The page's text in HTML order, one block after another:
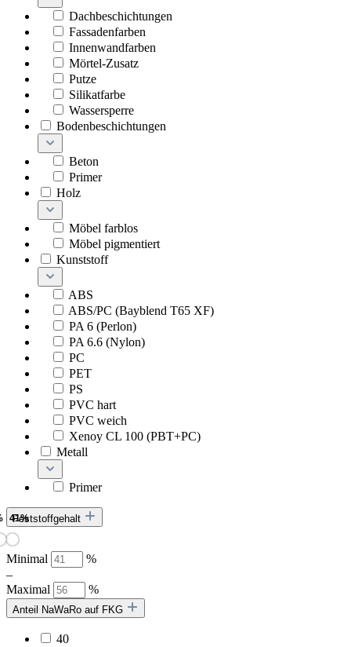
Dachbeschichtungen
Fassadenfarben
Innenwandfarben
Mörtel-Zusatz
Putze
Silikatfarbe
Wassersperre
Bodenbeschichtungen
Beton
Primer
Holz
Möbel farblos
Möbel pigmentiert
Kunststoff
ABS
ABS/PC (Bayblend T65 XF)
PA 6 (Perlon)
PA 6.6 (Nylon)
PC
PET
PS
PVC hart
PVC weich
Xenoy CL 100 (PBT+PC)
Metall
Primer
Feststoffgehalt
Minimal
%
–
Maximal
%
Anteil NaWaRo auf FKG
40